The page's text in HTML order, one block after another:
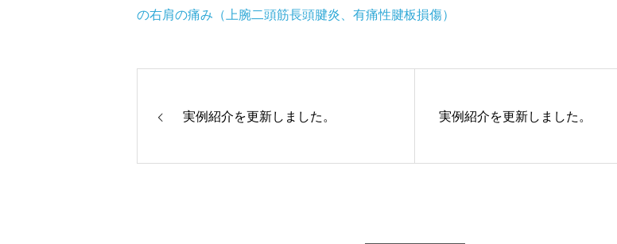
の右肩の痛み（上腕二頭筋長頭腱炎、有痛性腱板損傷）
実例紹介を更新しました。 実例紹介を更新しました。